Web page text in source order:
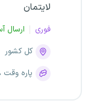
لایتمان
فوری
ارسال
کل کشور
پاره وقت